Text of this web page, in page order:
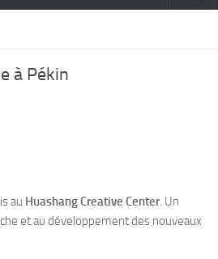
à Pékin
au Huashang Creative Center. Un
et au développement des nouveaux